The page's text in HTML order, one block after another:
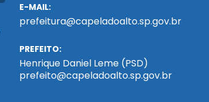
E-MAIL:
prefeitura@capeladoalto.sp.gov.br
PREFEITO:
Henrique Daniel Leme (PSD)
prefeito@capeladoalto.sp.gov.br